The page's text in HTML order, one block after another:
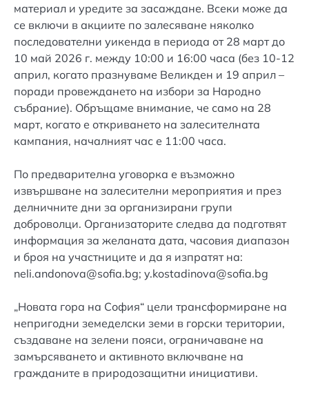
материал и уредите за засаждане. Всеки може да
се включи в акциите по залесяване няколко
последователни уикенда в периода от 28 март до
10 май 2026 г. между 10:00 и 16:00 часа (без 10-12
април, когато празнуваме Великден и 19 април –
поради провеждането на избори за Народно
събрание). Обръщаме внимание, че само на 28
март, когато е откриването на залесителната
кампания, началният час е 11:00 часа.
По предварителна уговорка е възможно
извършване на залесителни мероприятия и през
делничните дни за организирани групи
доброволци. Организаторите следва да подготвят
информация за желаната дата, часовия диапазон
и броя на участниците и да я изпратят на:
neli.andonova@sofia.bg; y.kostadinova@sofia.bg
„Новата гора на София“ цели трансформиране на
непригодни земеделски земи в горски територии,
създаване на зелени пояси, ограничаване на
замърсяването и активното включване на
гражданите в природозащитни инициативи.